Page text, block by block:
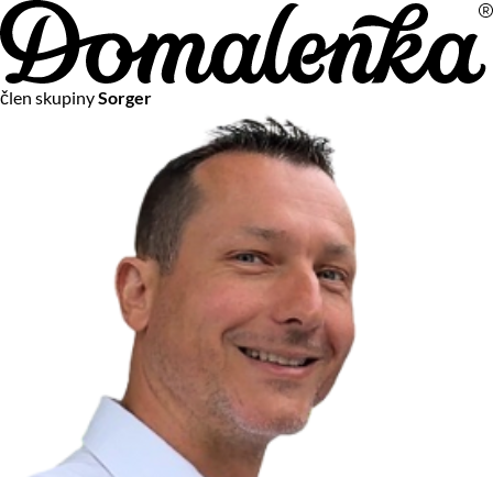
člen skupinySorger
Na vašom súkromí nám záleží
Chceme vám neustále poskytovať tie najlepšie služby.
Vzhľadom k platnej legislatíve od vás ale potrebujeme súhlas
s používaním súborov cookies.
Viac o personalizácii a meraní
Aby sme vedeli, čo sa deje na webových stránkach a aby sme
vám mohli prispôsobiť ponuky na mieru či reklamu,
používame cookies a taktiežslužby spoločnosti Google
Čo sú cookies?
Cookies sú malé textové súbory, ktoré môžu byť používané
webovými stránkami, aby zefektívnili používateľský zážitok.
Vďaka cookies vám môžeme ponúkať služby podľa toho, čo
naozaj hľadáte a chcete nájsť.
Kedykoľvek sa môžete slobodne rozhodnúť, ktoré typy
používania cookies chcete umožniť.